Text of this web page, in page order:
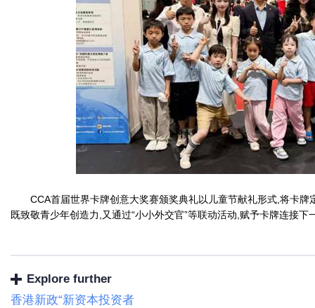
CCA首届世界卡牌创意大奖赛颁奖典礼以儿童节献礼形式,将卡牌
既致敬青少年创造力,又通过“小小外交官”等联动活动,赋予卡牌连接
Explore further
香港新政“新资本投资者